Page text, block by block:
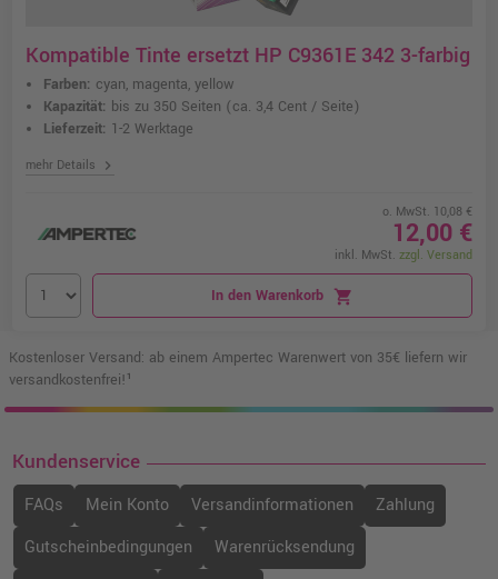
Kompatible Tinte ersetzt HP C9361E 342 3-farbig
Farben: cyan, magenta, yellow
Kapazität: bis zu 350 Seiten (ca. 3,4 Cent / Seite)
Lieferzeit: 1-2 Werktage
mehr Details chevron_right
o. MwSt. 10,08 €
12,00 €
inkl. MwSt. zzgl. Versand
In den Warenkorb shopping_cart
Kostenloser Versand: ab einem Ampertec Warenwert von 35€ liefern wir
versandkostenfrei!¹
Kundenservice
FAQs Mein Konto Versandinformationen
Zahlung
Gutscheinbedingungen
Warenrücksendung